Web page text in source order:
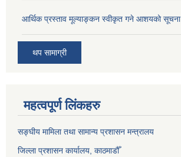
आर्थिक प्रस्ताव मूल्याङ्कन स्वीकृत गने आशयको सूचना
थप सामाग्री
महत्वपूर्ण लिंकहरु
सङ्‍घीय मामिला तथा सामान्य प्रशासन मन्त्रालय
जिल्ला प्रशासन कार्यालय, काठमाडौँ